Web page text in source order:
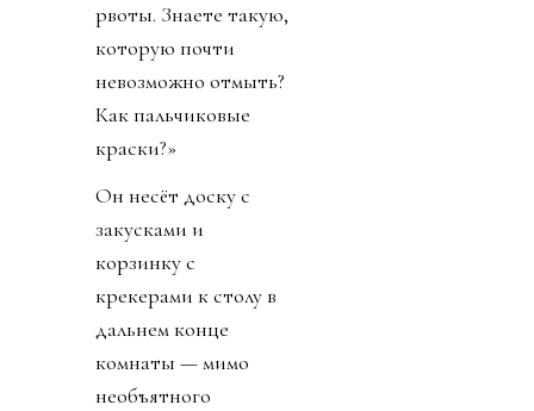
рвоты. Знаете такую,
которую почти
невозможно отмыть?
Как пальчиковые
краски?»
Он несёт доску с
закусками и
корзинку с
крекерами к столу в
дальнем конце
комнаты — мимо
необъятного